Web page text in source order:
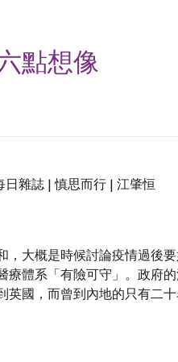
點想像
日雜誌 | 慎思而行 | 江肇恒
，大概是時候討論疫情過後
療體系「有險可守」。政府
英國，而曾到內地的只有二